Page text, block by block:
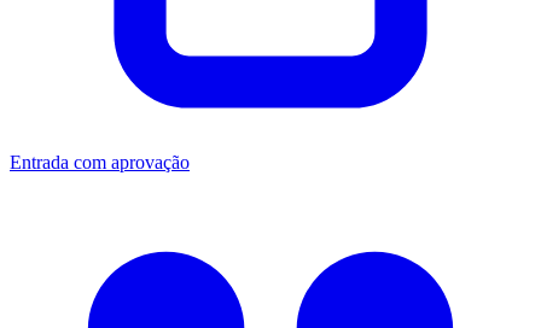
Entrada com aprovação